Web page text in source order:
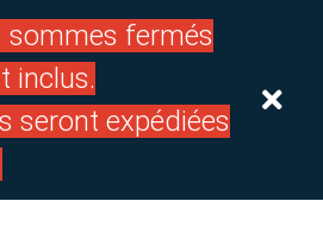
sommes fermés
inclus.
seront expédiées